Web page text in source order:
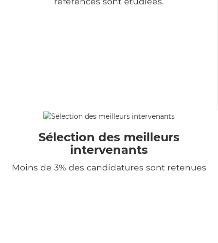
Sélection des meilleurs
intervenants
Moins de 3% des candidatures sont retenues